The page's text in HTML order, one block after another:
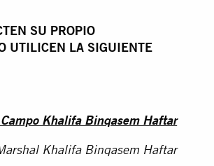
SU PROPIO
UTILICEN LA SIGUIENTE
Khalifa Binqasem Haftar
Khalifa Binqasem Haftar